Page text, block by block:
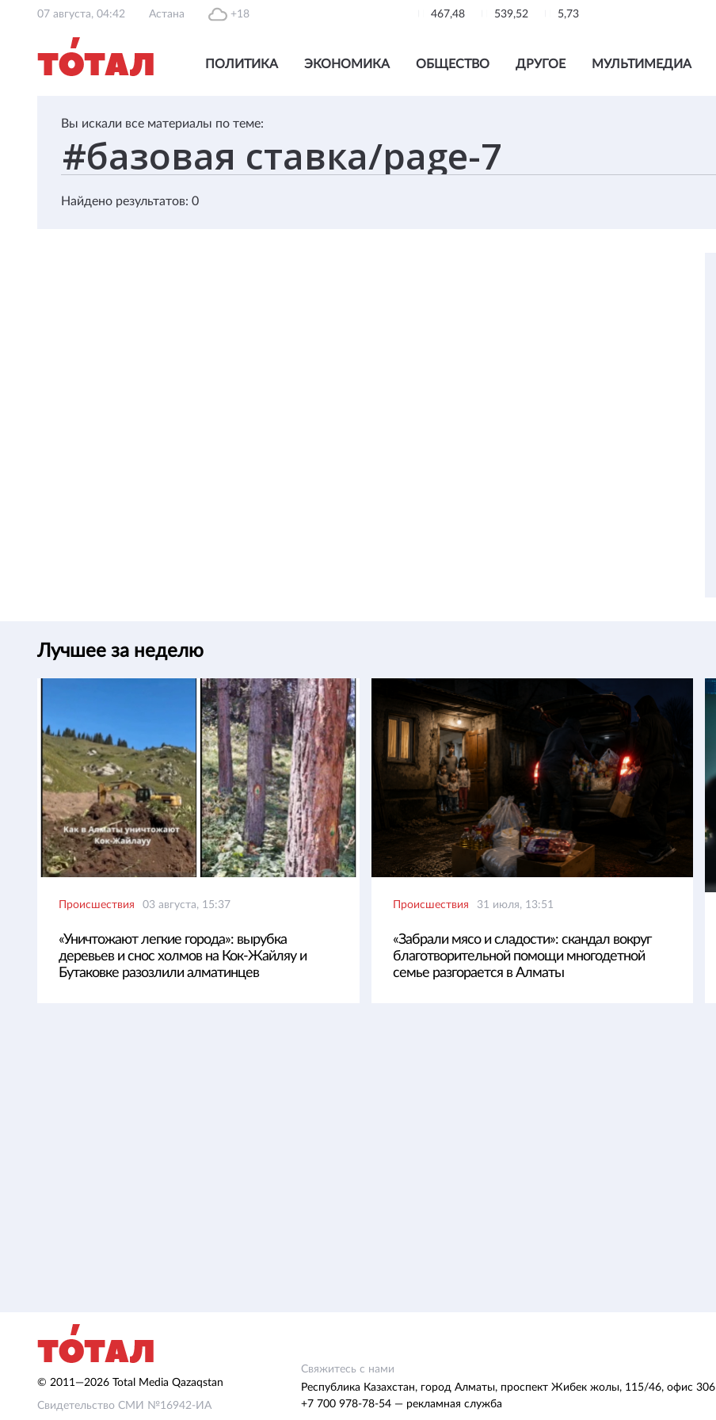
07 августа, 04:42 Астана +18 467,48 539,52 5,73
ПОЛИТИКА ЭКОНОМИКА ОБЩЕСТВО ДРУГОЕ МУЛЬТИМЕДИА
Вы искали все материалы по теме:
Найдено результатов: 0
Лучшее за неделю
Происшествия 03 августа, 15:37
«Уничтожают легкие города»: вырубка
деревьев и снос холмов на Кок-Жайляу и
Бутаковке разозлили алматинцев
Происшествия 31 июля, 13:51
«Забрали мясо и сладости»: скандал вокруг
благотворительной помощи многодетной
семье разгорается в Алматы
© 2011—2026 Total Media Qazaqstan
Свидетельство СМИ №16942-ИА
Свяжитесь с нами
Республика Казахстан, город Алматы, проспект Жибек жолы, 115/46, офис 306
+7 700 978-78-54 — рекламная служба